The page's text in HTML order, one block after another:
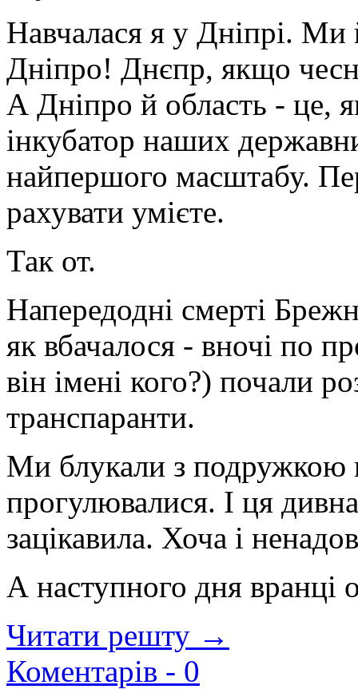
Навчалася я у Дніпрі. Ми
Дніпро! Днєпр, якщо
А Дніпро й область - це,
інкубатор наших
найпершого масштабу.
рахувати умієте.
Так от.
Напередодні смерті
як вбачалося - вночі по
він імені кого?) почали
транспаранти.
Ми блукали з подружкою
прогулювалися. І ця
зацікавила. Хоча і
А наступного дня
Читати решту →
Коментарів - 0